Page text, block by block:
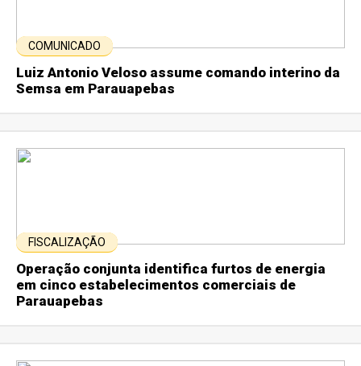
COMUNICADO
Luiz Antonio Veloso assume comando interino da
Semsa em Parauapebas
FISCALIZAÇÃO
Operação conjunta identifica furtos de energia
em cinco estabelecimentos comerciais de
Parauapebas